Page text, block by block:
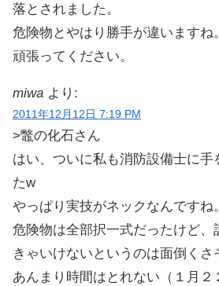
落とされました。
危険物とやはり勝手が違いますね。
頑張ってください。
miwa より:
2011年12月12日 7:19 PM
>鼈の化石さん
はい、ついに私も消防設備士に手
たw
やっぱり実技がネックなんですね。
危険物は全部択一式だったけど、
きゃいけないというのは面倒くさ
あんまり時間はとれない（１月２